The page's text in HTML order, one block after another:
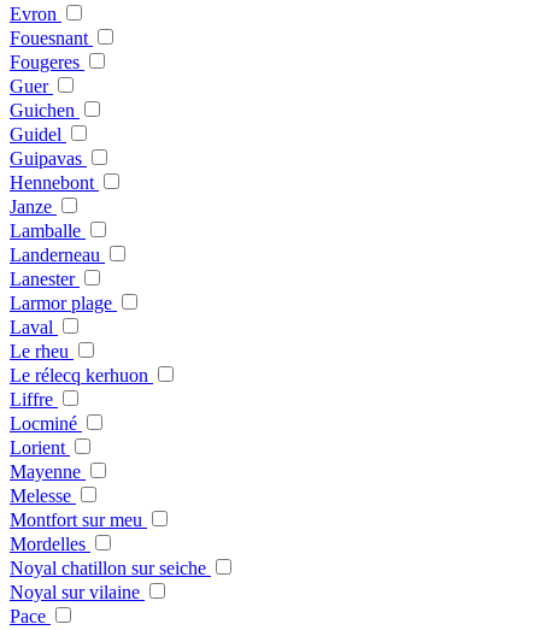
Evron
Fouesnant
Fougeres
Guer
Guichen
Guidel
Guipavas
Hennebont
Janze
Lamballe
Landerneau
Lanester
Larmor plage
Laval
Le rheu
Le rélecq kerhuon
Liffre
Locminé
Lorient
Mayenne
Melesse
Montfort sur meu
Mordelles
Noyal chatillon sur seiche
Noyal sur vilaine
Pace